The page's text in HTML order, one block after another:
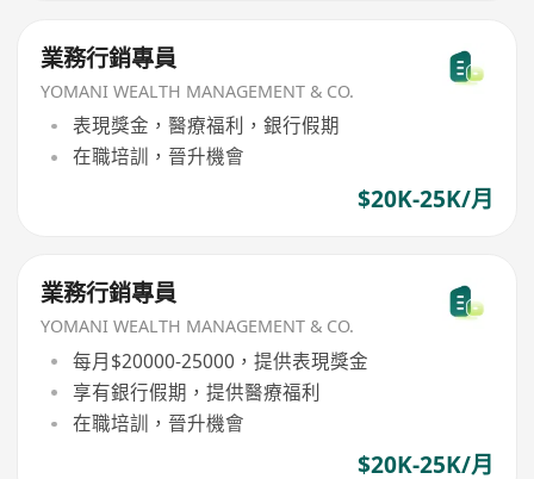
業務行銷專員
YOMANI WEALTH MANAGEMENT & CO.
表現獎金，醫療福利，銀行假期
在職培訓，晉升機會
$20K-25K/月
業務行銷專員
YOMANI WEALTH MANAGEMENT & CO.
每月$20000-25000，提供表現獎金
享有銀行假期，提供醫療福利
在職培訓，晉升機會
$20K-25K/月